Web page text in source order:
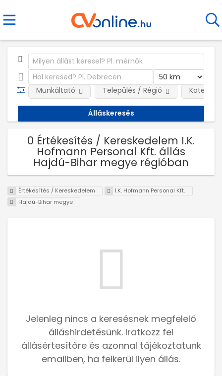
Munkáltató Település / Régió
0 Értékesítés / Kereskedelem I.K.
Hofmann Personal Kft. állás
Hajdú-Bihar megye régióban
Értékesítés / Kereskedelem
I.K. Hofmann Personal Kft.
Hajdú-Bihar megye
Jelenleg nincs a keresésnek megfelelő
álláshirdetésünk. Iratkozz fel
állásértesítőre és azonnal tájékoztatunk
emailben, ha felkerül ilyen állás.